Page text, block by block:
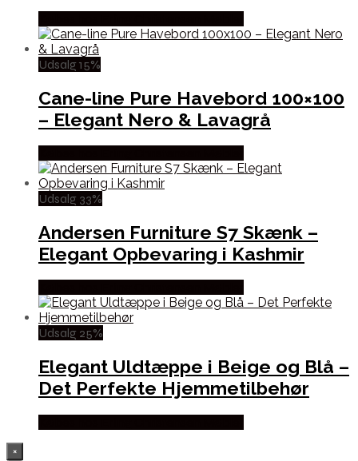
Udsalg 15%
Cane-line Pure Havebord 100×100
– Elegant Nero & Lavagrå
Udsalg 33%
Andersen Furniture S7 Skænk –
Elegant Opbevaring i Kashmir
Udsalg 25%
Elegant Uldtæppe i Beige og Blå –
Det Perfekte Hjemmetilbehør
×